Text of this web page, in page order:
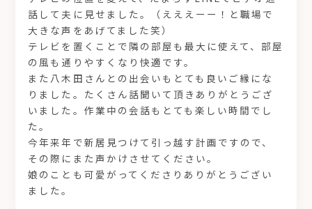
話して夫に見せました。（えええーー！と職場で
大きな声をあげてました笑）
テレビを置くことで隣の部屋も最大に使えて、部屋
の風も通りやすくなり快適です。
また八木田さんとの出会いもとても良いご縁にな
りました。たくさん話聞いて頂きありがとうござ
いました。作業中の会話もとても楽しい時間でし
た。
今年来年で新居見つけて引っ越す計画ですので、
その際にまた声かけさせてください。
娘のことも可愛がってくださりありがとうござい
ました。